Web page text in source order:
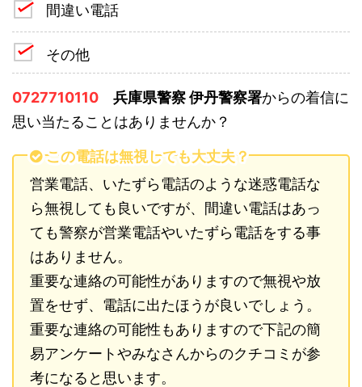
間違い電話
その他
0727710110 兵庫県警察 伊丹警察署からの着信に
思い当たることはありませんか？
この電話は無視しても大丈夫？
営業電話、いたずら電話のような迷惑電話な
ら無視しても良いですが、間違い電話はあっ
ても警察が営業電話やいたずら電話をする事
はありません。
重要な連絡の可能性がありますので無視や放
置をせず、電話に出たほうが良いでしょう。
重要な連絡の可能性もありますので下記の簡
易アンケートやみなさんからのクチコミが参
考になると思います。